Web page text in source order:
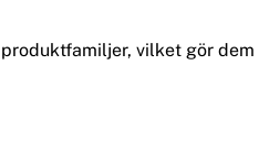
vilket gör